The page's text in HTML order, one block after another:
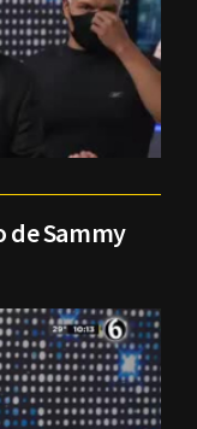
de Sammy